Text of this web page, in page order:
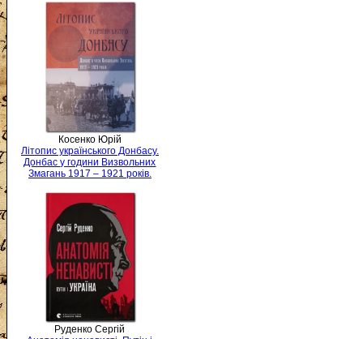
Косенко Юрій
Літопис українського Донбасу.
Донбас у години Визвольних
Змагань 1917 – 1921 років.
Руденко Сергій